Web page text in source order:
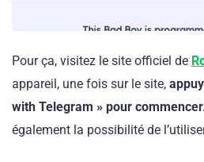
Pour ça, visitez le site officiel de
appareil, une fois sur le site,
with Telegram » pour
également la possibilité de